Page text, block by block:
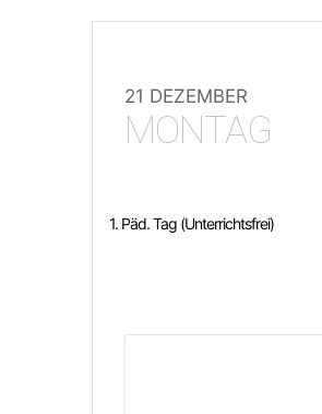
21 DEZEMBER
MONTAG
1. Päd. Tag (Unterrichtsfrei)